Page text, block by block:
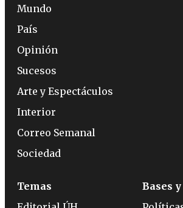
Mundo
País
Opinión
Sucesos
Arte y Espectáculos
Interior
Correo Semanal
Sociedad
Temas
Bases